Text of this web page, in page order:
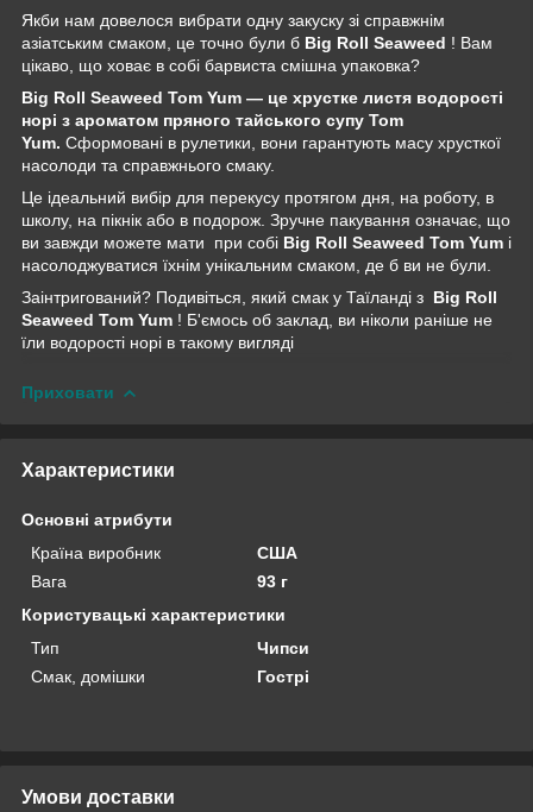
Якби нам довелося вибрати одну закуску зі справжнім
азіатським смаком, це точно були б Big Roll Seaweed ! Вам
цікаво, що ховає в собі барвиста смішна упаковка?
Big Roll Seaweed Tom Yum — це хрустке листя водорості
норі з ароматом пряного тайського супу Tom
Yum. Сформовані в рулетики, вони гарантують масу хрусткої
насолоди та справжнього смаку.
Це ідеальний вибір для перекусу протягом дня, на роботу, в
школу, на пікнік або в подорож. Зручне пакування означає, що
ви завжди можете мати при собі Big Roll Seaweed Tom Yum і
насолоджуватися їхнім унікальним смаком, де б ви не були.
Заінтригований? Подивіться, який смак у Таїланді з Big Roll
Seaweed Tom Yum ! Б'ємось об заклад, ви ніколи раніше не
їли водорості норі в такому вигляді
Приховати
Характеристики
Основні атрибути
Країна виробник
США
Вага
93 г
Користувацькі характеристики
Тип
Чипси
Смак, домішки
Гострі
Умови доставки